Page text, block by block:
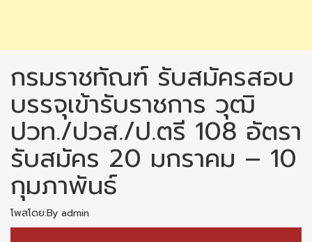
กรมราชทัณฑ์ รับสมัครสอบ
บรรจุเข้ารับราชการ วุฒิ
ปวท./ปวส./ป.ตรี 108 อัตรา
รับสมัคร 20 มกราคม – 10
กุมภาพันธ์
โพสโดย:By admin